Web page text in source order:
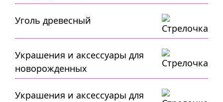
Уголь древесный
Украшения и аксессуары для
новорожденных
Украшения и аксессуары для